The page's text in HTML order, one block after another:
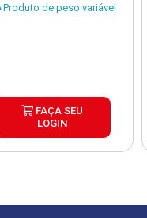
Produto de peso variável
FAÇA SEU
LOGIN